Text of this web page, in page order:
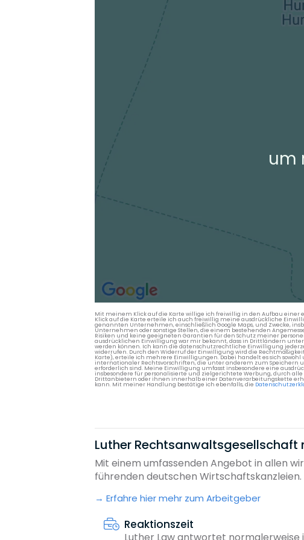
Die berechneten Anreisezeiten basieren auf den
um
Mit meinem Klick auf die Karte willige ich freiwillig in den Aufbau einer
Klick auf die Karte erteile ich auch freiwillig meine ausdrückliche
genannten Unternehmen, einschließlich Google Maps, und Zwecke,
Unternehmen oder sonstige Stellen, die einem bestehenden
Risiken und keine geeigneten Garantien für den Schutz meiner
ausdrücklichen Einwilligung war mir bekannt, dass in Drittländern
werden können. Ich kann die datenschutzrechtliche Einwilligung
widerrufen. Durch den Widerruf der Einwilligung wird die
Karte), erteile ich mehrere Einwilligungen. Dabei handelt es sich
internationaler Rechtsvorschriften, die unter anderem zum Speichern
erforderlich sind. Meine Einwilligung umfasst insbesondere eine
insbesondere für personalisierte und zielgerichtete Werbung, durch
Drittanbietern oder ihnen innerhalb einer Datenverarbeitungskette
kann. Mit meiner Handlung bestätige ich ebenfalls, die
Luther Rechtsanwaltsgesellschaft
Mit einem umfassenden Angebot in allen
führenden deutschen Wirtschaftskanzleien.
Erfahre hier mehr zum Arbeitgeber
Reaktionszeit